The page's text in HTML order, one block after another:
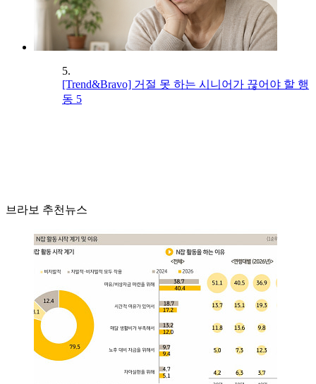
5.
[Trend&Bravo] 거절 못 하는 시니어가 끊어야 할 행
동 5
브라보 추천뉴스